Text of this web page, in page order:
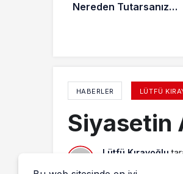
Nereden Tutarsanız…
HABERLER LÜTFÜ
Siyasetin
Lütfü Kırayoğlu
14 Temmuz 2015,